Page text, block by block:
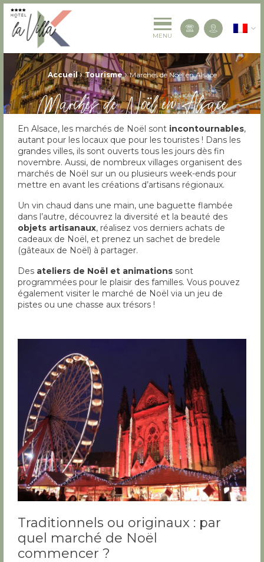
La Villa K Hôtel Spa Restaurant 4 étoiles
MENU Contactez-
Fil d'Ariane :Accueil ›Tourisme ›Marchés de Noël en Alsace
Marchés de Noël en Alsace
En Alsace, les marchés de Noël sont incontournables,
autant pour les locaux que pour les touristes ! Dans les
grandes villes, ils sont ouverts tous les jours dès fin
novembre. Aussi, de nombreux villages organisent des
marchés de Noël sur un ou plusieurs week-ends pour
mettre en avant les créations d’artisans régionaux.
Un vin chaud dans une main, une baguette flambée
dans l’autre, découvrez la diversité et la beauté des
objets artisanaux, réalisez vos derniers achats de
cadeaux de Noël, et prenez un sachet de bredele
(gâteaux de Noël) à partager.
Des ateliers de Noël et animations sont
programmées pour le plaisir des familles. Vous pouvez
également visiter le marché de Noël via un jeu de
pistes ou une chasse aux trésors !
Traditionnels ou originaux : par
quel marché de Noël
commencer ?